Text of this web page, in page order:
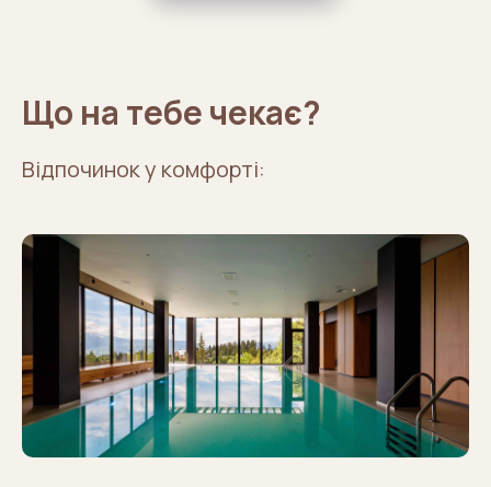
Що на тебе чекає?
Відпочинок у комфорті: